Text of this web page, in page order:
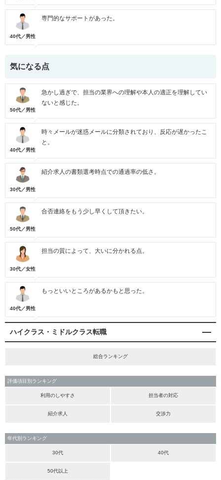
40代／男性
専門的なサポートがあった。
気になる点
50代／男性
急かし過ぎで、担当の業界への理解や本人の適正を理解してい
ないと感じた。
40代／男性
時々メールが迷惑メールに分類されており、反応が遅かったこ
と。
30代／男性
紹介求人の書類選考時点での通過率の低さ。
50代／男性
合否連絡をもう少し早くして頂きたい。
30代／女性
担当の質によって、大いに分かれる点。
40代／男性
もっといいところがあるかもと思った。
ハイクラス・ミドルクラス転職
総合ランキング
評価項目別ランキング
利用のしやすさ 担当者の対応
紹介求人 交渉力
年代別ランキング
30代 40代
50代以上